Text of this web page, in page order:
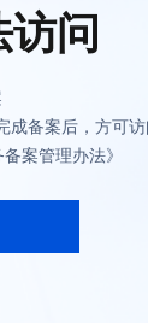
问
成备案后，方可
案管理办法》